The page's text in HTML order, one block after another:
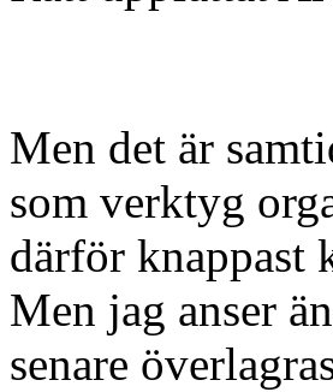
Men det är
som verktyg
därför knappast
Men jag anser
senare